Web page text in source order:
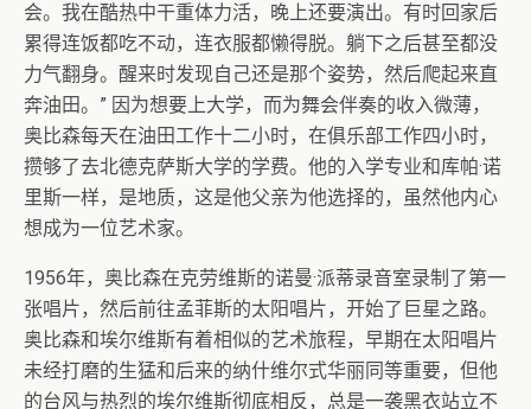
会。我在酷热中干重体力活，晚上还要演出。有时回家后
累得连饭都吃不动，连衣服都懒得脱。躺下之后甚至都没
力气翻身。醒来时发现自己还是那个姿势，然后爬起来直
奔油田。” 因为想要上大学，而为舞会伴奏的收入微薄，
奥比森每天在油田工作十二小时，在俱乐部工作四小时，
攒够了去北德克萨斯大学的学费。他的入学专业和库帕·诺
里斯一样，是地质，这是他父亲为他选择的，虽然他内心
想成为一位艺术家。
1956年，奥比森在克劳维斯的诺曼·派蒂录音室录制了第一
张唱片，然后前往孟菲斯的太阳唱片，开始了巨星之路。
奥比森和埃尔维斯有着相似的艺术旅程，早期在太阳唱片
未经打磨的生猛和后来的纳什维尔式华丽同等重要，但他
的台风与热烈的埃尔维斯彻底相反，总是一袭黑衣站立不